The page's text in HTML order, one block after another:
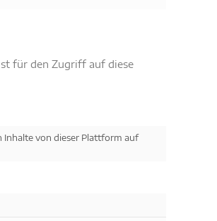
für den Zugriff auf diese
Inhalte von dieser Plattform auf